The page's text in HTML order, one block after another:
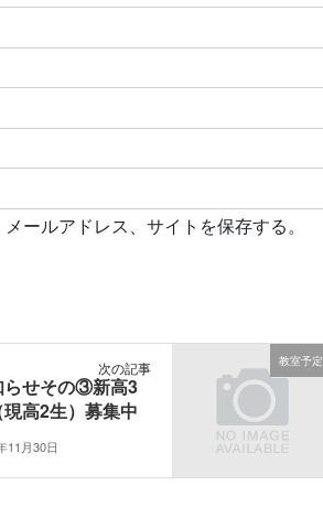
ールアドレス、サイトを保存する。
教室予定
次の記事
らせその③新高3
高2生）募集中
11月30日